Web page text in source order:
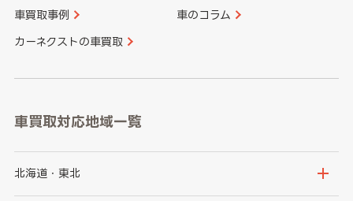
車買取事例 車のコラム
カーネクストの車買取
車買取対応地域一覧
北海道・東北